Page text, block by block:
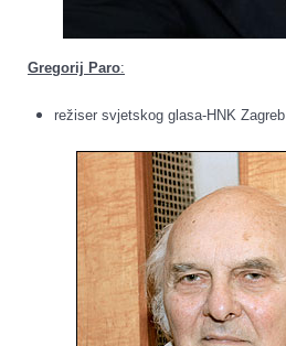
Gregorij Paro:
režiser svjetskog glasa-HNK Zagreb